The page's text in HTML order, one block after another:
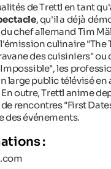
de Trettl en tant qu'
, qu'il a déjà
du chef allemand Tim
l'émission culinaire "The
des cuisiniers" ou
les
large public télévisé
En outre, Trettl anime
de rencontres "First
des événements.
: